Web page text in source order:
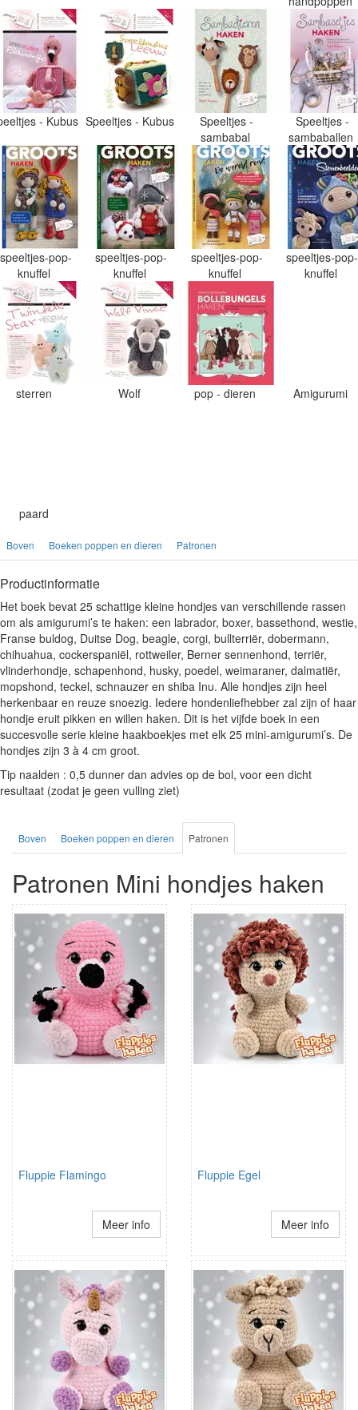
- Kubus Speeltjes - Kubus
Speeltjes -
sambabal
Speeltjes -
sambaballen
speeltjes-pop-
knuffel
speeltjes-pop-
knuffel
speeltjes-pop-
knuffel
speeltjes-pop-
knuffel
sterren Wolf pop - dieren Amigurumi
paard
Boven Boeken poppen en dieren Patronen
Productinformatie
Het boek bevat 25 schattige kleine hondjes van verschillende rassen
om als amigurumi’s te haken: een labrador, boxer, bassethond, westie,
Franse buldog, Duitse Dog, beagle, corgi, bullterriër, dobermann,
chihuahua, cockerspaniël, rottweiler, Berner sennenhond, terriër,
vlinderhondje, schapenhond, husky, poedel, weimaraner, dalmatiër,
mopshond, teckel, schnauzer en shiba Inu. Alle hondjes zijn heel
herkenbaar en reuze snoezig. Iedere hondenliefhebber zal zijn of haar
hondje eruit pikken en willen haken. Dit is het vijfde boek in een
succesvolle serie kleine haakboekjes met elk 25 mini-amigurumi’s. De
hondjes zijn 3 à 4 cm groot.
Tip naalden : 0,5 dunner dan advies op de bol, voor een dicht
resultaat (zodat je geen vulling ziet)
Boven Boeken poppen en dieren Patronen
Patronen Mini hondjes haken
Fluppie Flamingo
Meer info
Fluppie Egel
Meer info